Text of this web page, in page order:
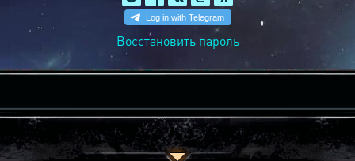
Восстановить пароль